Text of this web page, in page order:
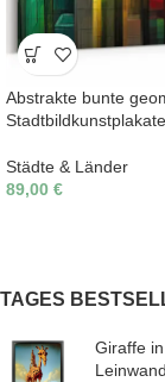
Abstrakte bunte
Stadtbildkunstplakate
Städte & Länder
89,00 €
TAGES
Giraffe